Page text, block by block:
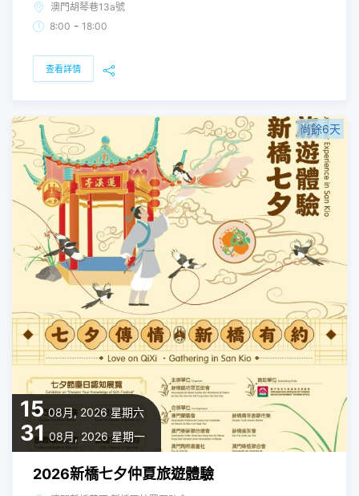
澳門胡琴巷13a號
8:00 - 18:00
查看詳情
15 08月, 2026 星期六
31 08月, 2026 星期一
尚餘6天
2026新橋七夕仲夏旅遊體驗